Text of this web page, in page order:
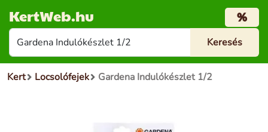
KertWeb.hu %
Kert Locsolófejek Gardena Indulókészlet 1/2